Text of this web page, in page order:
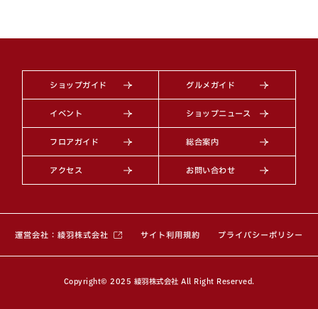
ショップガイド グルメガイド
イベント ショップニュース
フロアガイド 総合案内
アクセス お問い合わせ
運営会社：綾羽株式会社 （別ウィンドウで開きます）
サイト利用規約 プライバシーポリシー
Copyright© 2025 綾羽株式会社 All Right Reserved.